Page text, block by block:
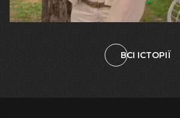
племінницю"
ВСІ ІСТОРІЇ